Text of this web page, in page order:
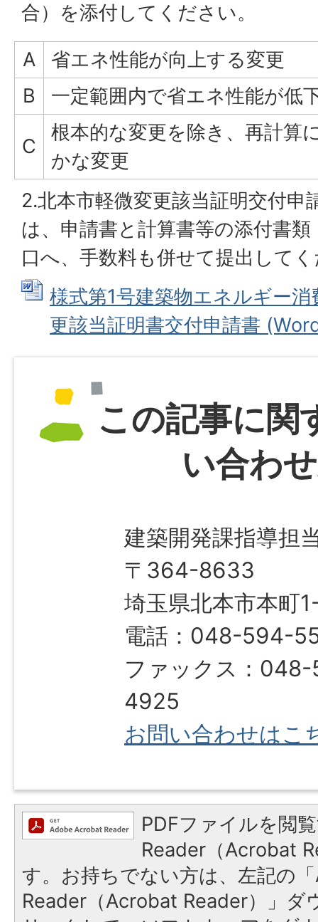
合）を添付してください。
A
省エネ性能が向上する変更
B
一定範囲内で省エネ性能が低
C
根本的な変更を除き、再計算
かな変更
2.北本市軽微変更該当証明交付申
は、申請書と計算書等の添付書
口へ、手数料も併せて提出して
様式第1号建築物エネルギー
更該当証明書交付申請書
この記事に関
い合わ
建築開発課指導担
〒364-8633
埼玉県北本市本町
電話：048-594-
ファックス：
4925
お問い合わせはこ
PDFファイルを閲
Reader（Acrobat
す。お持ちでない方は、左記の
Reader（Acrobat Reader）」ダ